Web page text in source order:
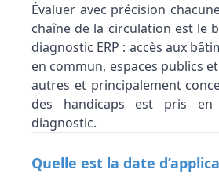
Évaluer avec précision
chaîne de la circulation est le
diagnostic ERP : accès aux
en commun, espaces publics
autres et principalement
des handicaps est pris
diagnostic.
Quelle est la date